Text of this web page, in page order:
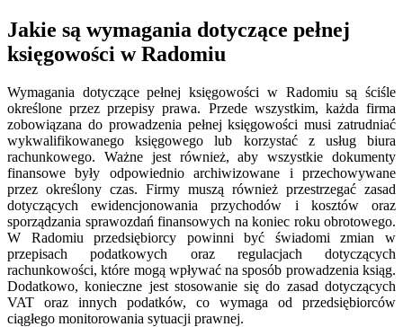
Jakie są wymagania dotyczące pełnej
księgowości w Radomiu
Wymagania dotyczące pełnej księgowości w Radomiu są ściśle
określone przez przepisy prawa. Przede wszystkim, każda firma
zobowiązana do prowadzenia pełnej księgowości musi zatrudniać
wykwalifikowanego księgowego lub korzystać z usług biura
rachunkowego. Ważne jest również, aby wszystkie dokumenty
finansowe były odpowiednio archiwizowane i przechowywane
przez określony czas. Firmy muszą również przestrzegać zasad
dotyczących ewidencjonowania przychodów i kosztów oraz
sporządzania sprawozdań finansowych na koniec roku obrotowego.
W Radomiu przedsiębiorcy powinni być świadomi zmian w
przepisach podatkowych oraz regulacjach dotyczących
rachunkowości, które mogą wpływać na sposób prowadzenia ksiąg.
Dodatkowo, konieczne jest stosowanie się do zasad dotyczących
VAT oraz innych podatków, co wymaga od przedsiębiorców
ciągłego monitorowania sytuacji prawnej.